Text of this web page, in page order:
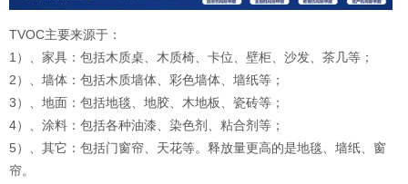
TVOC主要来源于：
1）、家具：包括木质桌、木质椅、卡位、壁柜、沙发、茶几等；
2）、墙体：包括木质墙体、彩色墙体、墙纸等；
3）、地面：包括地毯、地胶、木地板、瓷砖等；
4）、涂料：包括各种油漆、染色剂、粘合剂等；
5）、其它：包括门窗帘、天花等。释放量更高的是地毯、墙纸、窗
帘。